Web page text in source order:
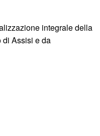
integrale della
di Assisi e da